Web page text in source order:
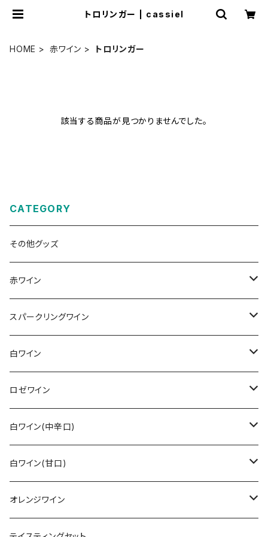
トロリンガー | cassiel
HOME 赤ワイン トロリンガー
該当する商品が見つかりませんでした。
CATEGORY
その他グッズ
赤ワイン
その他赤ワイン
カベルネ・ソーヴィニョン
トロリンガー
シュペートブルグンダー(ピノ・ノワール)
バーデン
ラインガウ
レンベルガー
ヴュルテンベルク
トロリンガー
ヴュルテンベルク
ドルンフェルダー
ザーレ・ウンストルート
スパークリングワイン
ロゼゼクト
白ゼクト
バーデン
モーゼル
白ワイン
リースリング
モーゼル
ラインガウ
ジルヴァーナー
フランケン
ザーレ・ウンストルート
その他白ワイン
プファルツ
ラインヘッセン
ヴァイスブルグンダー
モーゼル
ロゼワイン
その他
プファルツ
モーゼル
シュペートブルグンダー(ピノ・ノワール)
モーゼル
ラインヘッセン
白ワイン(中辛口)
リースリング
モーゼル
ラインヘッセン
ショイレーベ
フランケン
白ワイン(甘口)
リースリング
モーゼル
オレンジワイン